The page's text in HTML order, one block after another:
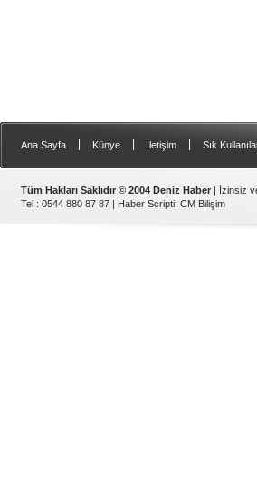
Ana Sayfa Künye İletişim Sık
Tüm Hakları Saklıdır © 2004 Deniz Haber | İzinsiz
Tel : 0544 880 87 87 | Haber Scripti: CM Bilişim